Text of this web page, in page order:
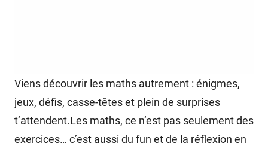
Viens découvrir les maths autrement : énigmes,
jeux, défis, casse-têtes et plein de surprises
t’attendent.Les maths, ce n’est pas seulement des
exercices… c’est aussi du fun et de la réflexion en